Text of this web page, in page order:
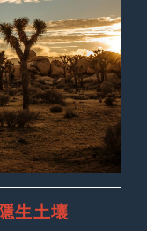
生土壤